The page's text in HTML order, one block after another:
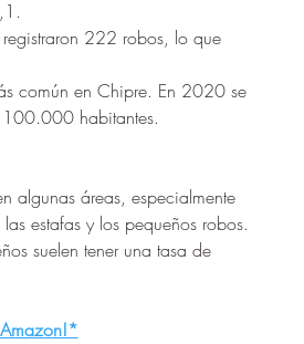
222 robos, lo que
común en Chipre. En 2020 se
habitantes.
algunas áreas, especialmente
estafas y los pequeños robos.
suelen tener una tasa de